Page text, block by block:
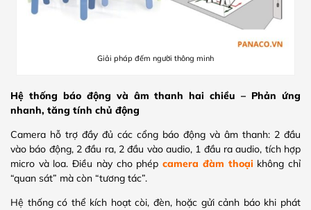
Giải pháp đếm người thông minh
Hệ thống báo động và âm thanh hai chiều – Phản ứng
nhanh, tăng tính chủ động
Camera hỗ trợ đầy đủ các cổng báo động và âm thanh: 2 đầu
vào báo động, 2 đầu ra, 2 đầu vào audio, 1 đầu ra audio, tích hợp
micro và loa. Điều này cho phépcamera đàm thoại không chỉ
“quan sát” mà còn “tương tác”.
Hệ thống có thể kích hoạt còi, đèn, hoặc gửi cảnh báo khi phát